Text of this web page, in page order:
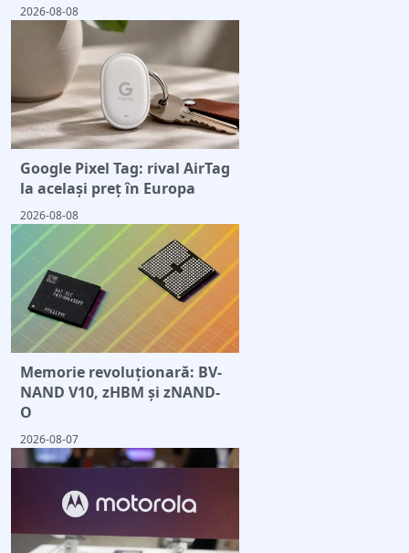
2026-08-08
Google Pixel Tag: rival AirTag
la același preț în Europa
2026-08-08
Memorie revoluționară: BV-
NAND V10, zHBM și zNAND-
O
2026-08-07